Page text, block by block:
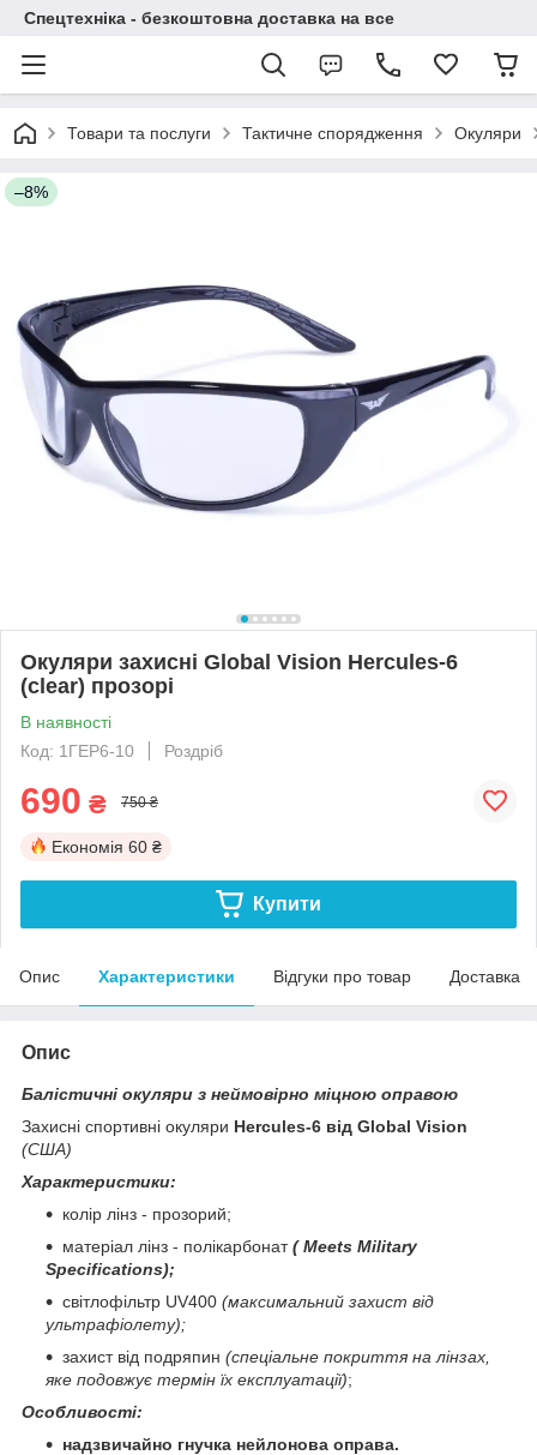
Спецтехніка - безкоштовна доставка на все
Товари та послуги Тактичне спорядження Окуляри
–8%
Окуляри захисні Global Vision Hercules-6
(clear) прозорі
В наявності
Код: 1ГЕР6-10
Роздріб
690 ₴ 750 ₴
Економія 60 ₴
Купити
Опис Характеристики Відгуки про товар Доставка
Опис
Балістичні окуляри з неймовірно міцною оправою
Захисні спортивні окуляри Hercules-6 від Global Vision
(США)
Характеристики:
колір лінз - прозорий;
матеріал лінз - полікарбонат(Meets Military
Specifications);
світлофільтр UV400 (максимальний захист від
ультрафіолету);
захист від подряпин (спеціальне покриття на лінзах,
яке подовжує термін їх експлуатації);
Особливості:
надзвичайно гнучка нейлонова оправа.